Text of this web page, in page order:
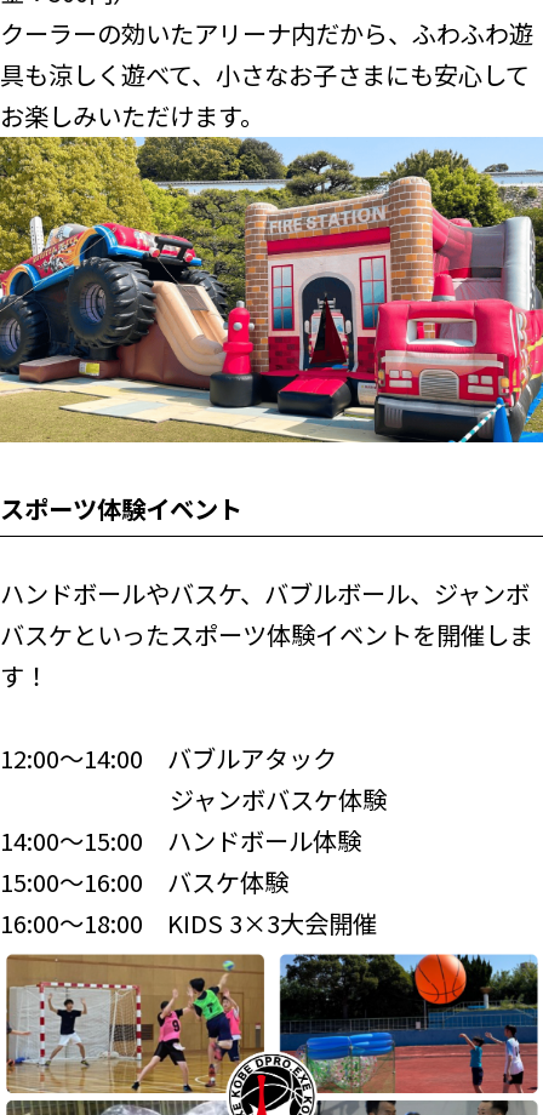
クーラーの効いたアリーナ内だから、ふわふわ遊
具も涼しく遊べて、小さなお子さまにも安心して
お楽しみいただけます。
スポーツ体験イベント
ハンドボールやバスケ、バブルボール、ジャンボ
バスケといったスポーツ体験イベントを開催しま
す！
12:00～14:00 バブルアタック
ジャンボバスケ体験
14:00～15:00 ハンドボール体験
15:00～16:00 バスケ体験
16:00～18:00 KIDS 3×3大会開催